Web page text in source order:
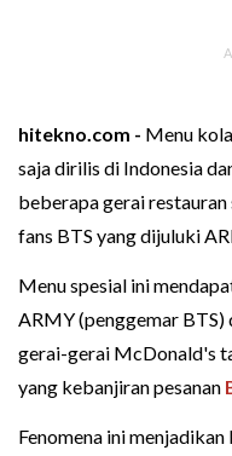
hitekno.com - Menu
saja dirilis di Indonesia
beberapa gerai
fans BTS yang dijuluki
Menu spesial ini
ARMY (penggemar BTS)
gerai-gerai McDonald's
yang kebanjiran pesanan
Fenomena ini